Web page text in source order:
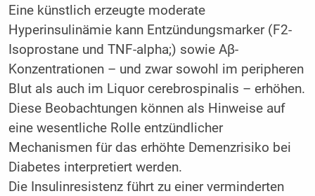
Eine künstlich erzeugte moderate
Hyperinsulinämie kann Entzündungsmarker (F2-
Isoprostane und TNF-alpha;) sowie Aβ-
Konzentrationen – und zwar sowohl im peripheren
Blut als auch im Liquor cerebrospinalis – erhöhen.
Diese Beobachtungen können als Hinweise auf
eine wesentliche Rolle entzündlicher
Mechanismen für das erhöhte Demenzrisiko bei
Diabetes interpretiert werden.
Die Insulinresistenz führt zu einer verminderten